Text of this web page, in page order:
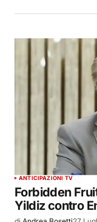
ANTICIPAZIONI TV
Forbidden
Yildiz contro